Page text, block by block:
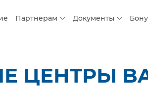
Партнерам Документы
ЦЕНТРЫ